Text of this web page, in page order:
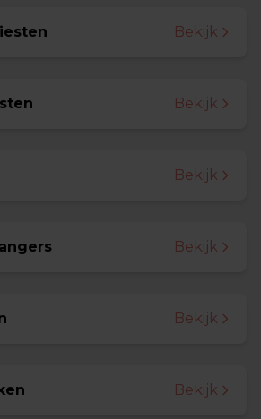
Bekijk
Bekijk
Bekijk
Bekijk
Bekijk
Bekijk